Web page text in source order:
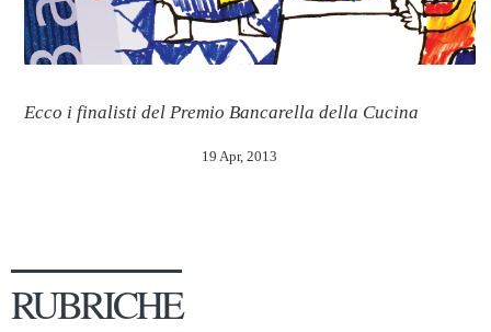
Ecco i finalisti del Premio Bancarella della Cucina
19 Apr, 2013
RUBRICHE